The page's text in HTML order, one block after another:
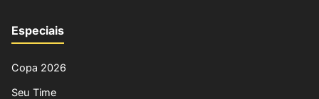
Especiais
Copa 2026
Seu Time